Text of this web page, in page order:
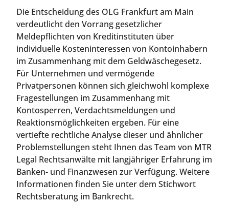
Die Entscheidung des OLG Frankfurt am Main
verdeutlicht den Vorrang gesetzlicher
Meldepflichten von Kreditinstituten über
individuelle Kosteninteressen von Kontoinhabern
im Zusammenhang mit dem Geldwäschegesetz.
Für Unternehmen und vermögende
Privatpersonen können sich gleichwohl komplexe
Fragestellungen im Zusammenhang mit
Kontosperren, Verdachtsmeldungen und
Reaktionsmöglichkeiten ergeben. Für eine
vertiefte rechtliche Analyse dieser und ähnlicher
Problemstellungen steht Ihnen das Team von MTR
Legal Rechtsanwälte mit langjähriger Erfahrung im
Banken- und Finanzwesen zur Verfügung. Weitere
Informationen finden Sie unter dem Stichwort
Rechtsberatung im Bankrecht.